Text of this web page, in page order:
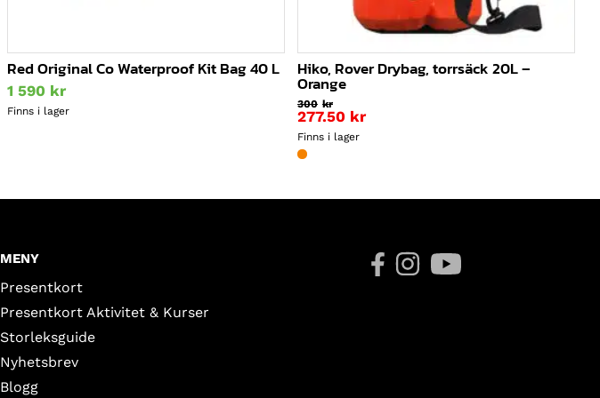
Red Original Co Waterproof Kit Bag 40 L
1 590 kr
Finns i lager
Hiko, Rover Drybag, torrsäck 20L –
Orange
300 kr
277.50 kr
Finns i lager
MENY
Presentkort
Presentkort Aktivitet & Kurser
Storleksguide
Nyhetsbrev
Blogg